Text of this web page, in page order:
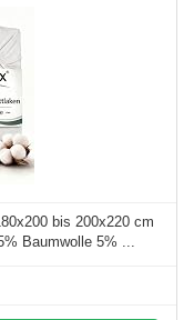
bis 200x220 cm
Baumwolle 5% ...